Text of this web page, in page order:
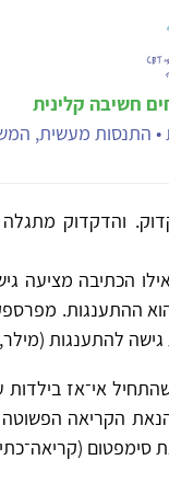
התנסות מעשית,
והדקדוק
הכתיבה מציעה
ההתענגות.
(מילר, 1987, עמ׳ 42).
אי־אז בילדות
הקריאה
סימפטום